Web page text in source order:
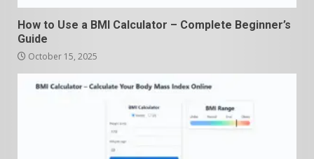
How to Use a BMI Calculator – Complete Beginner’s
Guide
October 15, 2025